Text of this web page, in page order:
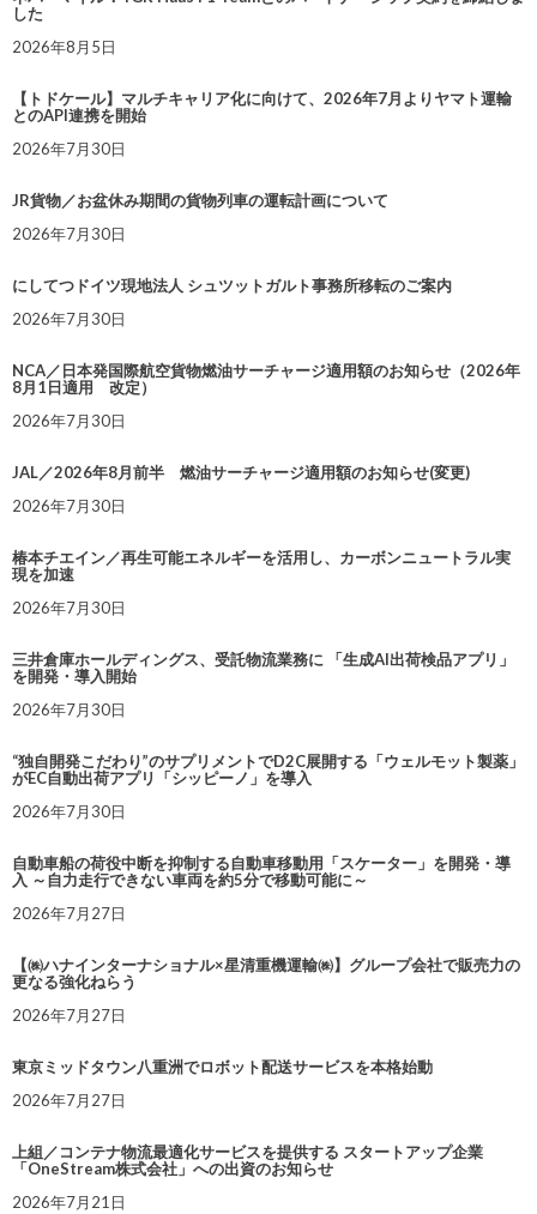
した
2026年8月5日
【トドケール】マルチキャリア化に向けて、2026年7月よりヤマト運輸
とのAPI連携を開始
2026年7月30日
JR貨物／お盆休み期間の貨物列車の運転計画について
2026年7月30日
にしてつドイツ現地法人 シュツットガルト事務所移転のご案内
2026年7月30日
NCA／日本発国際航空貨物燃油サーチャージ適用額のお知らせ（2026年
8月1日適用 改定）
2026年7月30日
JAL／2026年8月前半 燃油サーチャージ適用額のお知らせ(変更)
2026年7月30日
椿本チエイン／再生可能エネルギーを活用し、カーボンニュートラル実
現を加速
2026年7月30日
三井倉庫ホールディングス、受託物流業務に 「生成AI出荷検品アプリ」
を開発・導入開始
2026年7月30日
“独自開発こだわり”のサプリメントでD2C展開する「ウェルモット製薬」
がEC自動出荷アプリ「シッピーノ」を導入
2026年7月30日
自動車船の荷役中断を抑制する自動車移動用「スケーター」を開発・導
入 ～自力走行できない車両を約5分で移動可能に～
2026年7月27日
【㈱ハナインターナショナル×星清重機運輸㈱】グループ会社で販売力の
更なる強化ねらう
2026年7月27日
東京ミッドタウン八重洲でロボット配送サービスを本格始動
2026年7月27日
上組／コンテナ物流最適化サービスを提供する スタートアップ企業
「OneStream株式会社」への出資のお知らせ
2026年7月21日